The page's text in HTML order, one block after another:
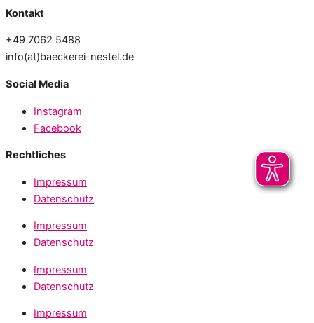
Kontakt
+49 7062 5488
info(at)baeckerei-nestel.de
Social Media
Instagram
Facebook
Rechtliches
Impressum
Datenschutz
Impressum
Datenschutz
Impressum
Datenschutz
Impressum